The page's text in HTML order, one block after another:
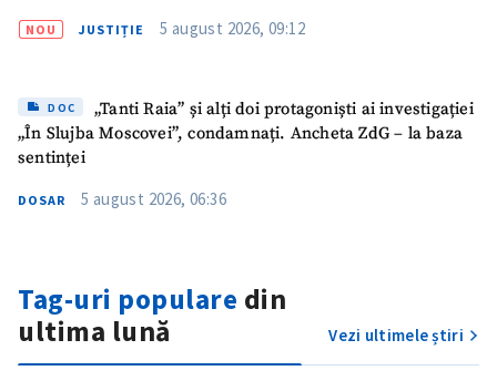
NOU JUSTIȚIE 5 august 2026, 09:12
DOC
„Tanti Raia” și alți doi protagoniști ai investigației
„În Slujba Moscovei”, condamnați. Ancheta ZdG – la baza
sentinței
DOSAR 5 august 2026, 06:36
Tag-uri populare din
ultima lună
Vezi ultimele știri